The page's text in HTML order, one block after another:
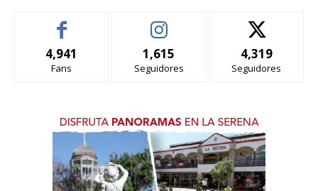
4,941
Fans
1,615
Seguidores
4,319
Seguidores